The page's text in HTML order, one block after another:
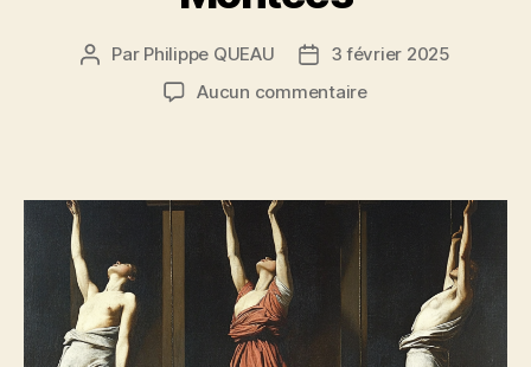
Auteur
Par Philippe QUEAU
Date3 février 2025
Aucun commentairesur